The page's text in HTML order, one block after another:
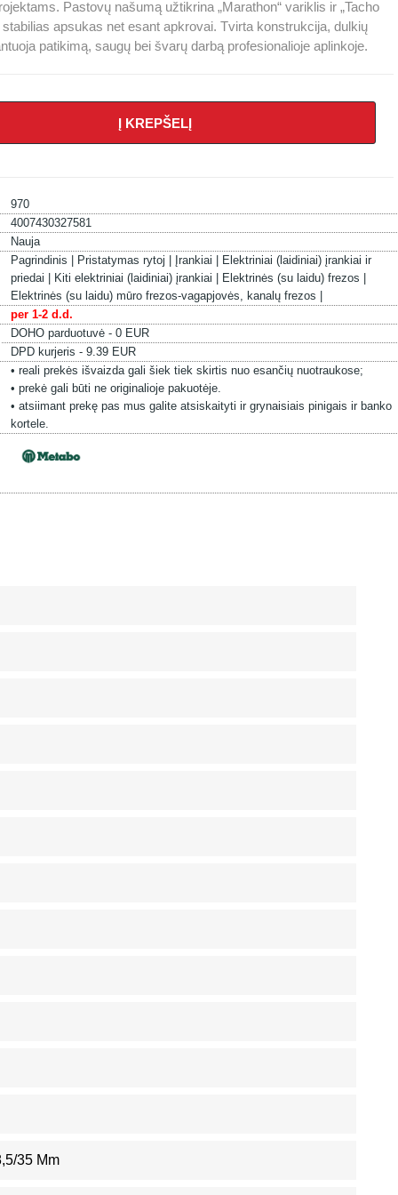
Pastovų našumą užtikrina „Marathon“ variklis ir „Tacho
apsukas net esant apkrovai. Tvirta konstrukcija, dulkių
patikimą, saugų bei švarų darbą profesionalioje aplinkoje.
Į KREPŠELĮ
970
4007430327581
Nauja
Pagrindinis | Pristatymas rytoj | Įrankiai |
Elektriniai (laidiniai) įrankiai ir
priedai |
Kiti elektriniai (laidiniai) įrankiai |
Elektrinės (su laidu) frezos |
Elektrinės (su laidu) mūro frezos-vagapjovės, kanalų frezos |
per 1-2 d.d.
DOHO parduotuvė - 0 EUR
DPD kurjeris - 9.39 EUR
• reali prekės išvaizda gali šiek tiek skirtis nuo esančių nuotraukose;
• prekė gali būti ne originalioje pakuotėje.
• atsiimant prekę pas mus galite atsiskaityti ir grynaisiais pinigais ir banko
kortele.
35 Mm